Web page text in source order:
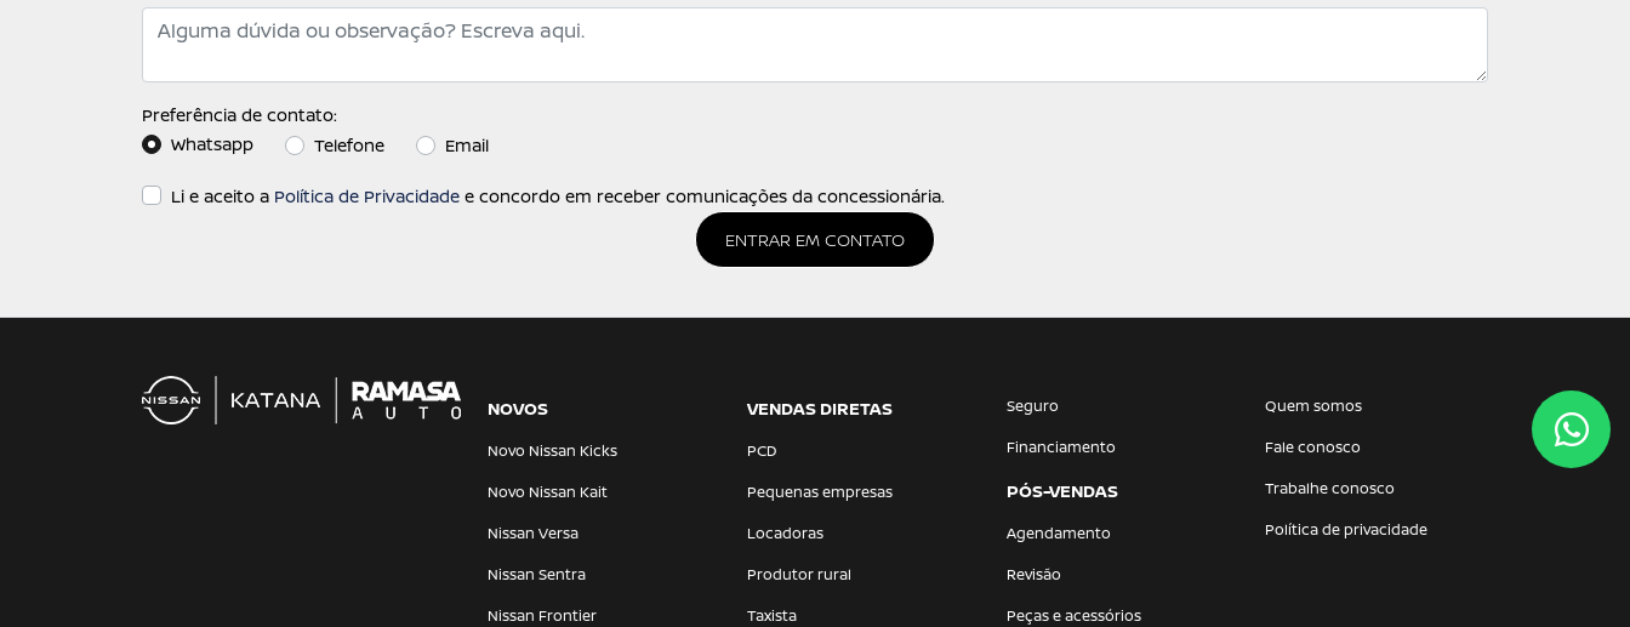
Preferência de contato:
Whatsapp
Telefone Email
Li e aceito a Política de Privacidade e concordo em receber comunicações da concessionária.
ENTRAR EM CONTATO
NOVOS
Novo Nissan Kicks
Novo Nissan Kait
Nissan Versa
Nissan Sentra
Nissan Frontier
VENDAS DIRETAS
PCD
Pequenas empresas
Locadoras
Produtor rural
Taxista
Seguro
Financiamento
PÓS-VENDAS
Agendamento
Revisão
Peças e acessórios
Quem somos
Fale conosco
Trabalhe conosco
Política de privacidade